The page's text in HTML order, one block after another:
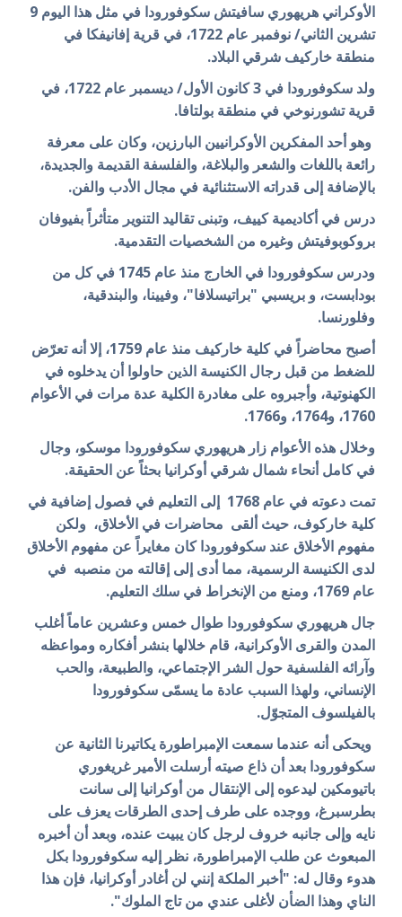
الأوكراني هريهوري سافيتش سكوفورودا في مثل هذا اليوم 9
تشرين الثاني/ نوفمبر عام 1722، في قرية إفانيفكا في
منطقة خاركيف شرقي البلاد.
ولد سكوفورودا في 3 كانون الأول/ ديسمبر عام 1722، في
قرية تشورنوخي في منطقة بولتافا.
وهو أحد المفكرين الأوكرانيين البارزين، وكان على معرفة
رائعة باللغات والشعر والبلاغة، والفلسفة القديمة والجديدة،
بالإضافة إلى قدراته الاستثنائية في مجال الأدب والفن.
درس في أكاديمية كييف، وتبنى تقاليد التنوير متأثراً بفيوفان
بروكوبوفيتش وغيره من الشخصيات التقدمية.
ودرس سكوفورودا في الخارج منذ عام 1745 في كل من
بودابست، و بريسبي "براتيسلافا"، وفيينا، والبندقية،
وفلورنسا.
أصبح محاضراً في كلية خاركيف منذ عام 1759، إلا أنه تعرّض
للضغط من قبل رجال الكنيسة الذين حاولوا أن يدخلوه في
الكهنوتية، وأجبروه على مغادرة الكلية عدة مرات في الأعوام
1760، و1764، و1766.
وخلال هذه الأعوام زار هريهوري سكوفورودا موسكو، وجال
في كامل أنحاء شمال شرقي أوكرانيا بحثاً عن الحقيقة.
تمت دعوته في عام 1768 إلى التعليم في فصول إضافية في
كلية خاركوف، حيث ألقى محاضرات في الأخلاق، ولكن
مفهوم الأخلاق عند سكوفورودا كان مغايراً عن مفهوم الأخلاق
لدى الكنيسة الرسمية، مما أدى إلى إقالته من منصبه في
عام 1769، ومنع من الإنخراط في سلك التعليم.
جال هريهوري سكوفورودا طوال خمس وعشرين عاماً أغلب
المدن والقرى الأوكرانية، قام خلالها بنشر أفكاره ومواعظه
وآرائه الفلسفية حول الشر الإجتماعي، والطبيعة، والحب
الإنساني، ولهذا السبب عادة ما يسمّى سكوفورودا
بالفيلسوف المتجوّل.
ويحكى أنه عندما سمعت الإمبراطورة يكاتيرنا الثانية عن
سكوفورودا بعد أن ذاع صيته أرسلت الأمير غريغوري
باتيومكين ليدعوه إلى الإنتقال من أوكرانيا إلى سانت
بطرسبرغ، ووجده على طرف إحدى الطرقات يعزف على
نايه وإلى جانبه خروف لرجل كان يبيت عنده، وبعد أن أخبره
المبعوث عن طلب الإمبراطورة، نظر إليه سكوفورودا بكل
هدوء وقال له: "أخبر الملكة إنني لن أغادر أوكرانيا، فإن هذا
الناي وهذا الضأن لأغلى عندي من تاج الملوك".